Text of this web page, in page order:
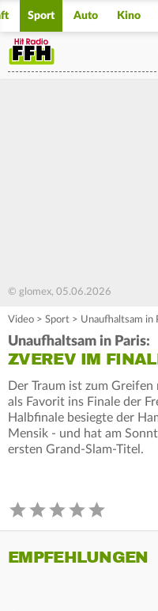
Sport Auto Kino
© glomex, 05.06.2026
Video > Sport > Unaufhaltsam in
Unaufhaltsam in Paris:
ZVEREV IM
Der Traum ist zum
als Favorit ins Finale der
Halbfinale besiegte der
Mensik - und hat am
ersten Grand-Slam-Titel.
EMPFEHLUNGEN